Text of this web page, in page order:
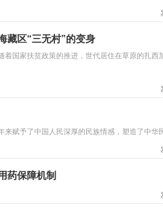
藏区“三无村”的变身
着国家扶贫政策的推进，世代居住在草原的扎西
赋予了中国人民深厚的民族情感，塑造了中华
药保障机制